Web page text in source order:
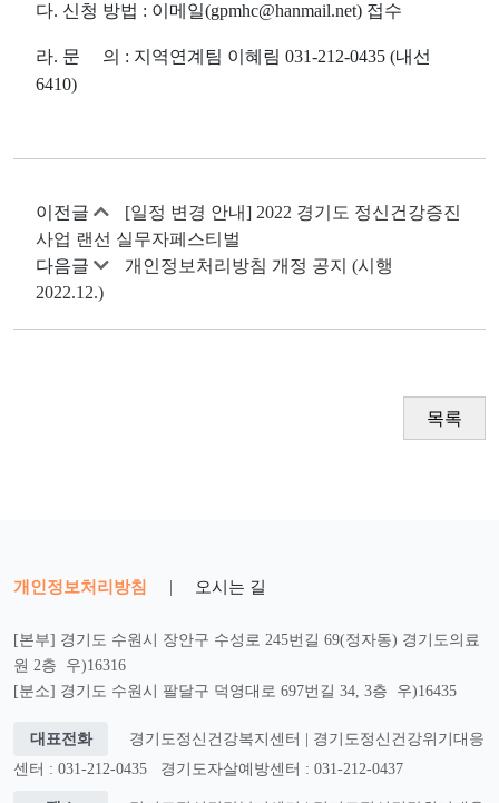
다. 신청 방법 : 이메일(gpmhc@hanmail.net) 접수
라. 문 의 : 지역연계팀 이혜림 031-212-0435 (내선
6410)
이전글
[일정 변경 안내] 2022 경기도 정신건강증진
사업 랜선 실무자페스티벌
다음글
개인정보처리방침 개정 공지 (시행
2022.12.)
목록
개인정보처리방침 | 오시는 길
[본부] 경기도 수원시 장안구 수성로 245번길 69(정자동) 경기도의료
원 2층 우)16316
[분소] 경기도 수원시 팔달구 덕영대로 697번길 34, 3층 우)16435
대표전화
경기도정신건강복지센터 | 경기도정신건강위기대응
센터 : 031-212-0435
경기도자살예방센터 : 031-212-0437